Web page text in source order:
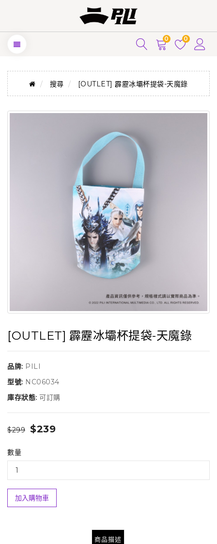
0 0
搜尋 [OUTLET] 霹靂冰壩杯提袋-天魔錄
[OUTLET] 霹靂冰壩杯提袋-天魔錄
品牌: PILI
型號: NC06034
庫存狀態: 可訂購
$299 $239
數量
加入購物車
商品描述